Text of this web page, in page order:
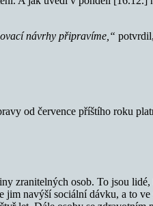
návrhy připravíme,“
od července příštího roku
zranitelných osob. To jsou
navýší sociální dávku, a to